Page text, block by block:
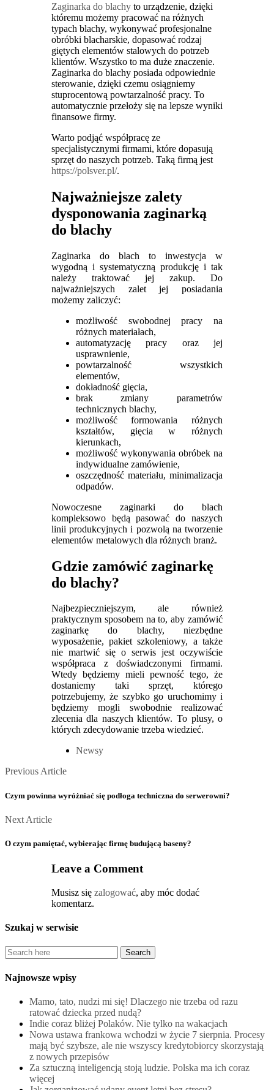
Zaginarka do blachyto urządzenie, dzięki
któremu możemy pracować na różnych
typach blachy, wykonywać profesjonalne
obróbki blacharskie, dopasować rodzaj
giętych elementów stalowych do potrzeb
klientów. Wszystko to ma duże znaczenie.
Zaginarka do blachy posiada odpowiednie
sterowanie, dzięki czemu osiągniemy
stuprocentową powtarzalność pracy. To
automatycznie przełoży się na lepsze wyniki
finansowe firmy.
Warto podjąć współpracę ze
specjalistycznymi firmami, które dopasują
sprzęt do naszych potrzeb. Taką firmą jest
https://polsver.pl/.
Najważniejsze zalety
dysponowania zaginarką
do blachy
Zaginarka do blach to inwestycja w
wygodną i systematyczną produkcję i tak
należy traktować jej zakup. Do
najważniejszych zalet jej posiadania
możemy zaliczyć:
możliwość swobodnej pracy na
różnych materiałach,
automatyzację pracy oraz jej
usprawnienie,
powtarzalność wszystkich
elementów,
dokładność gięcia,
brak zmiany parametrów
technicznych blachy,
możliwość formowania różnych
kształtów, gięcia w różnych
kierunkach,
możliwość wykonywania obróbek na
indywidualne zamówienie,
oszczędność materiału, minimalizacja
odpadów.
Nowoczesne zaginarki do blach
kompleksowo będą pasować do naszych
linii produkcyjnych i pozwolą na tworzenie
elementów metalowych dla różnych branż.
Gdzie zamówić zaginarkę
do blachy?
Najbezpieczniejszym, ale również
praktycznym sposobem na to, aby zamówić
zaginarkę do blachy, niezbędne
wyposażenie, pakiet szkoleniowy, a także
nie martwić się o serwis jest oczywiście
współpraca z doświadczonymi firmami.
Wtedy będziemy mieli pewność tego, że
dostaniemy taki sprzęt, którego
potrzebujemy, że szybko go uruchomimy i
będziemy mogli swobodnie realizować
zlecenia dla naszych klientów. To plusy, o
których zdecydowanie trzeba wiedzieć.
Newsy
Posts
navigation
Previous ArticlePrevious
Czym powinna wyróżniać się podłoga techniczna do serwerowni?
Next ArticleNext
O czym pamiętać, wybierając firmę budującą baseny?
Leave a Comment
Musisz się zalogować, aby móc dodać
komentarz.
Szukaj w serwisie
Najnowsze wpisy
Mamo, tato, nudzi mi się! Dlaczego nie trzeba od razu
ratować dziecka przed nudą?
Indie coraz bliżej Polaków. Nie tylko na wakacjach
Nowa ustawa frankowa wchodzi w życie 7 sierpnia. Procesy
mają być szybsze, ale nie wszyscy kredytobiorcy skorzystają
z nowych przepisów
Za sztuczną inteligencją stoją ludzie. Polska ma ich coraz
więcej